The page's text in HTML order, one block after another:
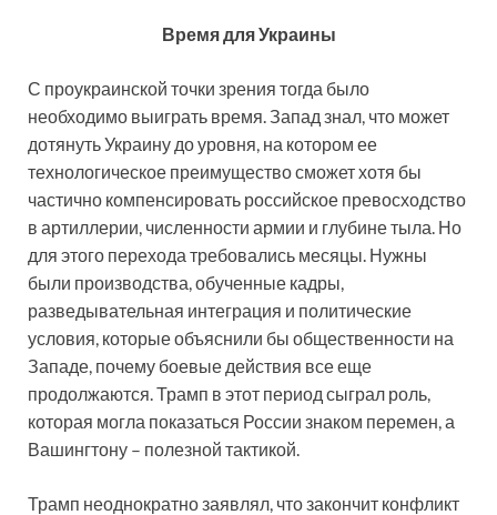
Время для Украины
С проукраинской точки зрения тогда было
необходимо выиграть время. Запад знал, что может
дотянуть Украину до уровня, на котором ее
технологическое преимущество сможет хотя бы
частично компенсировать российское превосходство
в артиллерии, численности армии и глубине тыла. Но
для этого перехода требовались месяцы. Нужны
были производства, обученные кадры,
разведывательная интеграция и политические
условия, которые объяснили бы общественности на
Западе, почему боевые действия все еще
продолжаются. Трамп в этот период сыграл роль,
которая могла показаться России знаком перемен, а
Вашингтону – полезной тактикой.
Трамп неоднократно заявлял, что закончит конфликт